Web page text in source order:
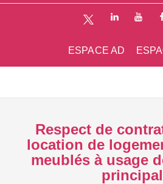
ESPACE AD
Respect de
location de
meublés à usage